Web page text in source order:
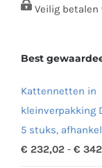
Veilig betalen
Best
Kattennetten in
kleinverpakking
5 stuks,
€ 232,02 - €